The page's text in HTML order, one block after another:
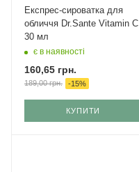
Експрес-сироватка для
обличчя Dr.Sante Vitamin C
30 мл
є в наявності
160,65 грн.
189,00грн. -15%
КУПИТИ